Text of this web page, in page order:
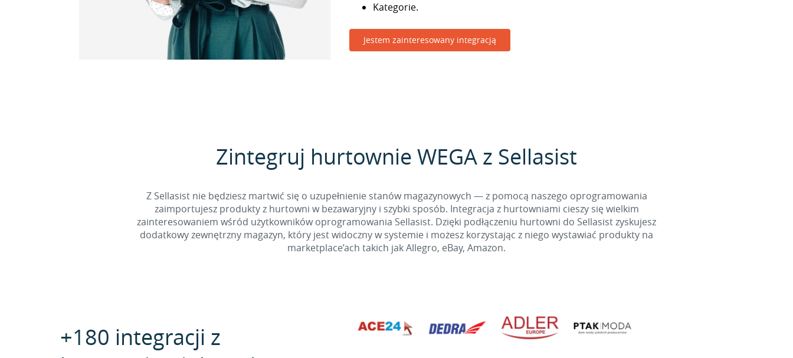
Kategorie.
Jestem zainteresowany integracją
Zintegruj hurtownie WEGA z Sellasist
Z Sellasist nie będziesz martwić się o uzupełnienie stanów magazynowych — z pomocą naszego oprogramowania
zaimportujesz produkty z hurtowni w bezawaryjny i szybki sposób. Integracja z hurtowniami cieszy się wielkim
zainteresowaniem wśród użytkowników oprogramowania Sellasist. Dzięki podłączeniu hurtowni do Sellasist zyskujesz
dodatkowy zewnętrzny magazyn, który jest widoczny w systemie i możesz korzystając z niego wystawiać produkty na
marketplace’ach takich jak Allegro, eBay, Amazon.
+180 integracji z